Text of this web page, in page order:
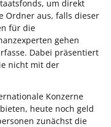
um direkt
Ordner aus, falls dieser
für die
gehen
Dabei präsentiert
nicht mit der
Konzerne
heute noch geld
zunächst die